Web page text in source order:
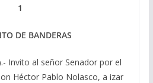
1
DE BANDERAS
Invito al señor Senador por el
Héctor Pablo Nolasco, a izar